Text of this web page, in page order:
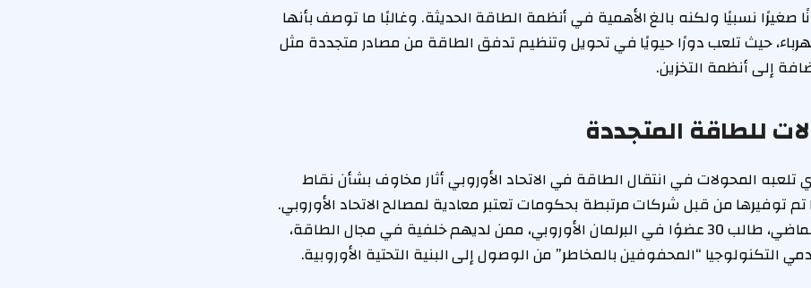
صغيرًا نسبيًا ولكنه بالغ الأهمية في أنظمة الطاقة الحديثة. وغالبًا ما توصف بأنها
حيث تلعب دورًا حيويًا في تحويل وتنظيم تدفق الطاقة من مصادر متجددة مثل
إلى أنظمة التخزين.
للطاقة المتجددة
تلعبه المحولات في انتقال الطاقة في الاتحاد الأوروبي أثار مخاوف بشأن نقاط
توفيرها من قبل شركات مرتبطة بحكومات تعتبر معادية لمصالح الاتحاد الأوروبي.
وفي شهر نوفمبر الماضي، طالب 30 عضوًا في البرلمان الأوروبي، ممن لديهم خلفية في مجال الطاقة،
التكنولوجيا “المحفوفين بالمخاطر” من الوصول إلى البنية التحتية الأوروبية.